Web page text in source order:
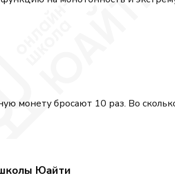
монету бросают 10 раз. Во
Юайти